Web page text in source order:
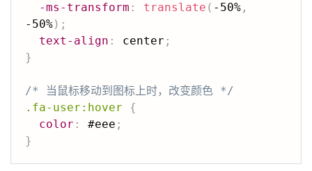
-ms-transform : translate ( -50% ,
-50%) ;
text-align : center ;
}
/* 当鼠标移动到图标上时，改变颜色 */
.fa-user:hover
{
color : #eee ;
}